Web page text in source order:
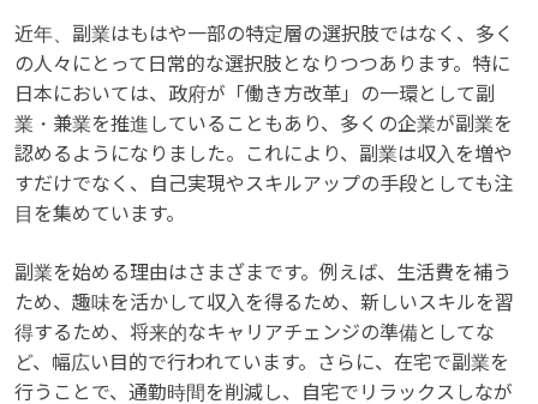
近年、副業はもはや一部の特定層の選択肢ではなく、多く
の人々にとって日常的な選択肢となりつつあります。特に
日本においては、政府が「働き方改革」の一環として副
業・兼業を推進していることもあり、多くの企業が副業を
認めるようになりました。これにより、副業は収入を増や
すだけでなく、自己実現やスキルアップの手段としても注
目を集めています。
副業を始める理由はさまざまです。例えば、生活費を補う
ため、趣味を活かして収入を得るため、新しいスキルを習
得するため、将来的なキャリアチェンジの準備としてな
ど、幅広い目的で行われています。さらに、在宅で副業を
行うことで、通勤時間を削減し、自宅でリラックスしなが